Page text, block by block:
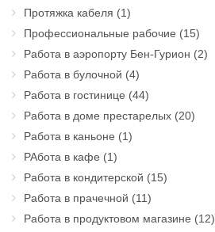
Протяжка кабеля (1)
Профессиональные рабочие (15)
Работа в аэропорту Бен-Гурион (2)
Работа в булочной (4)
Работа в гостинице (44)
Работа в доме престарелых (20)
Работа в каньоне (1)
РАбота в кафе (1)
Работа в кондитерской (15)
Работа в прачечной (11)
Работа в продуктовом магазине (12)